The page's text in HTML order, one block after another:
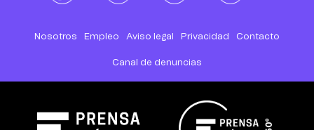
Nosotros Empleo Aviso legal Privacidad Contacto
Canal de denuncias